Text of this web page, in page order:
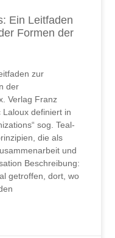
Ein Leitfaden
Formen der
zur
der
Verlag Franz
definiert in
sog. Teal-
die als
und
Beschreibung:
getroffen, dort, wo